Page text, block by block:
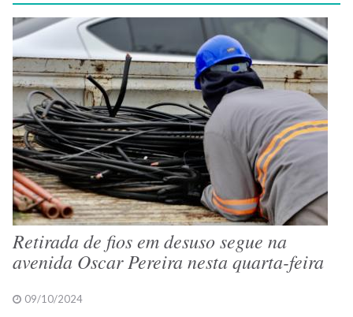
Retirada de fios em desuso segue na
avenida Oscar Pereira nesta quarta-feira
09/10/2024